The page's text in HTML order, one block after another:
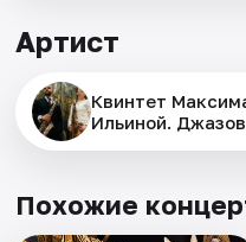
Артист
Квинтет
Ильиной.
Похожие